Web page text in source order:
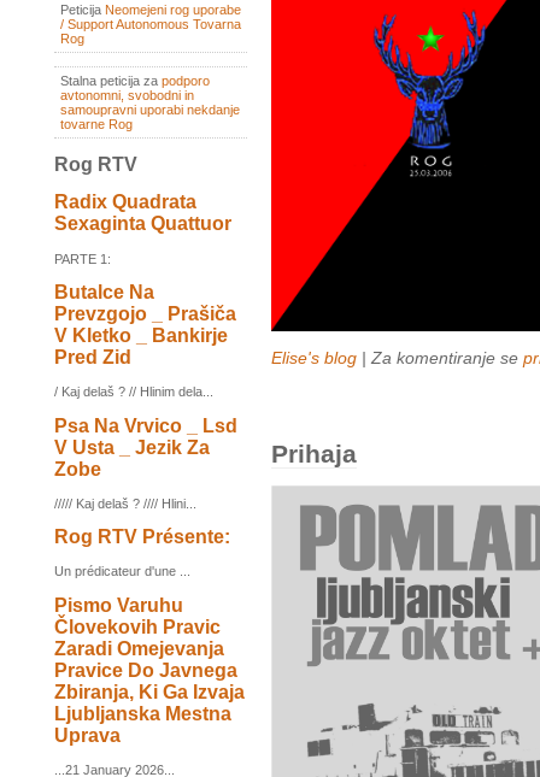
Peticija Neomejeni rog uporabe
/ Support Autonomous Tovarna
Rog
Stalna peticija za podporo
avtonomni, svobodni in
samoupravni uporabi nekdanje
tovarne Rog
Rog RTV
Radix Quadrata
Sexaginta Quattuor
PARTE 1:
Butalce Na
Prevzgojo _ Prašiča
V Kletko _ Bankirje
Pred Zid
/ Kaj delaš ? // Hlinim dela...
Psa Na Vrvico _ Lsd
V Usta _ Jezik Za
Zobe
///// Kaj delaš ? //// Hlini...
Rog RTV Présente:
Un prédicateur d'une ...
Pismo Varuhu
Človekovih Pravic
Zaradi Omejevanja
Pravice Do Javnega
Zbiranja, Ki Ga Izvaja
Ljubljanska Mestna
Uprava
...21 January 2026...
Elise's blog | Za komentiranje se
Prihaja